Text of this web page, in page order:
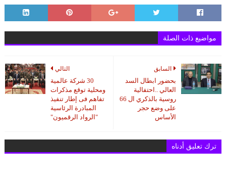
مواضيع ذات الصلة
التالي
30 شركة عالمية
ومحلية توقع مذكرات
تفاهم فى إطار تنفيذ
المبادرة الرئاسية
"الرواد الرقميون"
السابق
بحضور ابطال السد
العالي ..احتفالية
روسية بالذكري ال 66
على وضع حجر
الأساس
ترك تعليق أدناه